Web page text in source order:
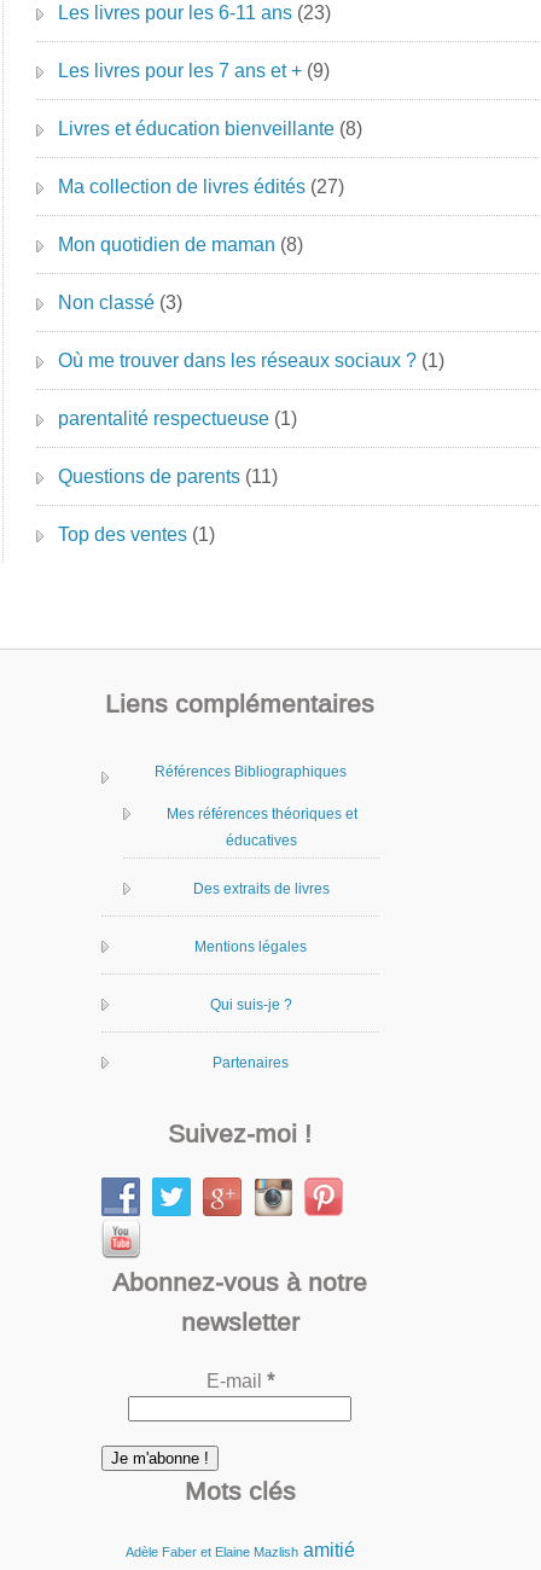
Les livres pour les 6-11 ans (23)
Les livres pour les 7 ans et + (9)
Livres et éducation bienveillante (8)
Ma collection de livres édités (27)
Mon quotidien de maman (8)
Non classé (3)
Où me trouver dans les réseaux sociaux ? (1)
parentalité respectueuse (1)
Questions de parents (11)
Top des ventes (1)
Liens complémentaires
Références Bibliographiques
Mes références théoriques et
éducatives
Des extraits de livres
Mentions légales
Qui suis-je ?
Partenaires
Suivez-moi !
Abonnez-vous à notre
newsletter
E-mail *
Mots clés
Adèle Faber et Elaine Mazlish amitié